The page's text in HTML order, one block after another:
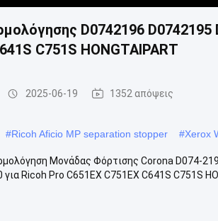
D0742196 D0742195
C751S HONGTAIPART
2025-06-19 1352 απόψεις
#Ricoh Aficio MP separation stopper #Xerox
Μονάδας Φόρτισης Corona D074-
Ricoh Pro C651EX C751EX C641S C751S